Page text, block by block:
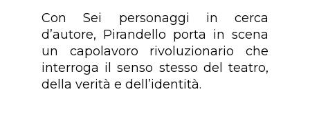
Con Sei personaggi in cerca
d’autore, Pirandello porta in scena
un capolavoro rivoluzionario che
interroga il senso stesso del teatro,
della verità e dell’identità.